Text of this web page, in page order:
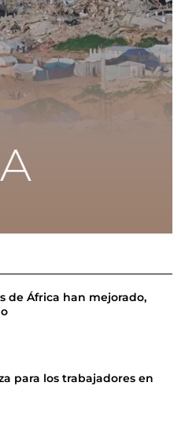
de África han mejorado,
para los trabajadores en